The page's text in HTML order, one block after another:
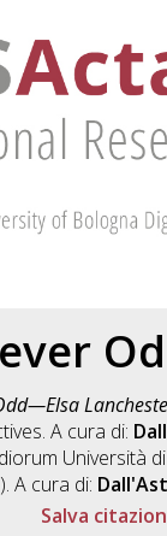
A cura di:
Università
A cura di:
Salva